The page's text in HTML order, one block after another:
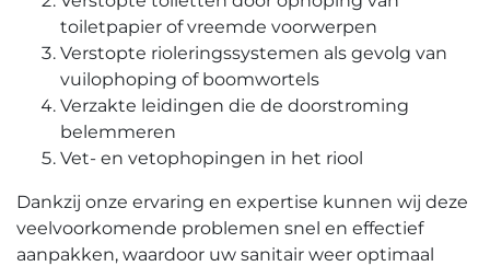
toiletpapier of vreemde voorwerpen
Verstopte rioleringssystemen als gevolg van
vuilophoping of boomwortels
Verzakte leidingen die de doorstroming
belemmeren
Vet- en vetophopingen in het riool
Dankzij onze ervaring en expertise kunnen wij deze
veelvoorkomende problemen snel en effectief
aanpakken, waardoor uw sanitair weer optimaal